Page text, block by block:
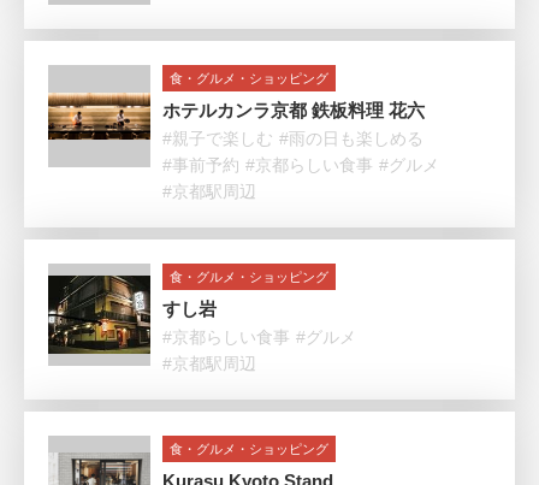
食・グルメ・ショッピング
ホテルカンラ京都 鉄板料理 花六
#親子で楽しむ #雨の日も楽しめる
#事前予約 #京都らしい食事 #グルメ
#京都駅周辺
食・グルメ・ショッピング
すし岩
#京都らしい食事 #グルメ
#京都駅周辺
食・グルメ・ショッピング